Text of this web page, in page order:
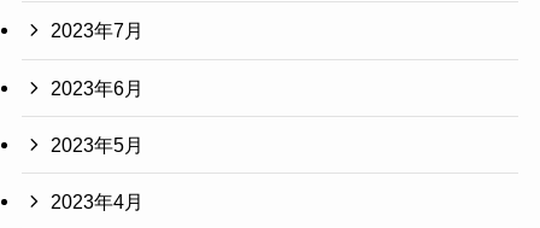
2023年7月
2023年6月
2023年5月
2023年4月